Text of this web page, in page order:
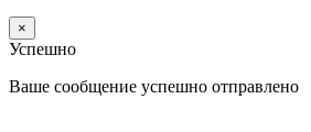
×
Успешно
Ваше сообщение успешно отправлено